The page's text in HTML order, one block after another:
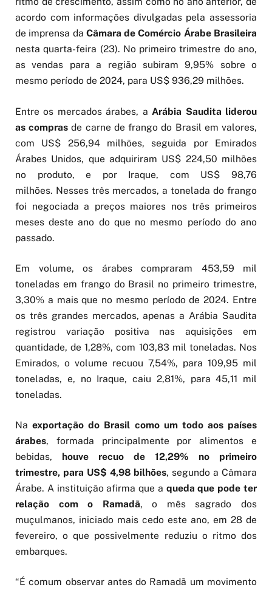
acordo com informações divulgadas pela assessoria
de imprensa da Câmara de Comércio Árabe Brasileira
nesta quarta-feira (23). No primeiro trimestre do ano,
as vendas para a região subiram 9,95% sobre o
mesmo período de 2024, para US$ 936,29 milhões.
Entre os mercados árabes, a Arábia Saudita liderou
as compras de carne de frango do Brasil em valores,
com US$ 256,94 milhões, seguida por Emirados
Árabes Unidos, que adquiriram US$ 224,50 milhões
no produto, e por Iraque, com US$ 98,76
milhões. Nesses três mercados, a tonelada do frango
foi negociada a preços maiores nos três primeiros
meses deste ano do que no mesmo período do ano
passado.
Em volume, os árabes compraram 453,59 mil
toneladas em frango do Brasil no primeiro trimestre,
3,30% a mais que no mesmo período de 2024. Entre
os três grandes mercados, apenas a Arábia Saudita
registrou variação positiva nas aquisições em
quantidade, de 1,28%, com 103,83 mil toneladas. Nos
Emirados, o volume recuou 7,54%, para 109,95 mil
toneladas, e, no Iraque, caiu 2,81%, para 45,11 mil
toneladas.
Naexportação do Brasil como um todo aos países
árabes, formada principalmente por alimentos e
bebidas, houve recuo de 12,29% no primeiro
trimestre, para US$ 4,98 bilhões, segundo a Câmara
Árabe. A instituição afirma que a queda que pode ter
relação com o Ramadã, o mês sagrado dos
muçulmanos, iniciado mais cedo este ano, em 28 de
fevereiro, o que possivelmente reduziu o ritmo dos
embarques.
“É comum observar antes do Ramadã um movimento